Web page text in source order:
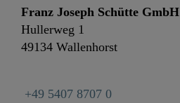
Franz Joseph Schütte GmbH
Hullerweg 1
49134 Wallenhorst
+49 5407 8707 0